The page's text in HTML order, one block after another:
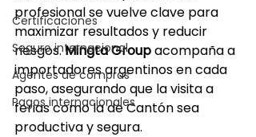
Certificaciones
Seguro internacional
Agentes de compras
Pagos internacionales
profesional se vuelve clave para
maximizar resultados y reducir
riesgos. Mingta Group acompaña a
importadores argentinos en cada
paso, asegurando que la visita a
ferias como la de Cantón sea
productiva y segura.